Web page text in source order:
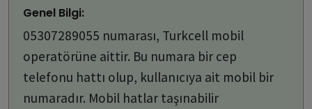
Genel Bilgi:
05307289055 numarası, Turkcell mobil
operatörüne aittir. Bu numara bir cep
telefonu hattı olup, kullanıcıya ait mobil bir
numaradır. Mobil hatlar taşınabilir